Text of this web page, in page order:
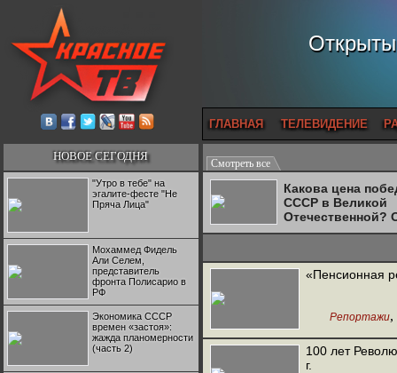
ГЛАВНАЯ ТЕЛЕВИДЕНИЕ
НОВОЕ СЕГОДНЯ
"Утро в тебе" на
эгалите-фесте "Не
Пряча Лица"
Мохаммед Фидель
Али Селем,
представитель
фронта Полисарио в
РФ
Экономика СССР
времен «застоя»:
жажда планомерности
(часть 2)
Смотреть все
Какова цена
СССР в Великой
Отечественной?
Двуреченский о
«Пенсионная
Репортажи,
100 лет
г.